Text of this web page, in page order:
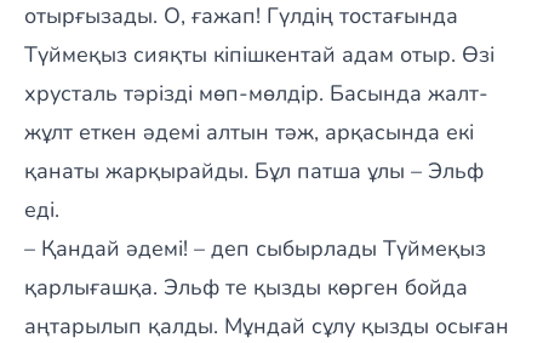
отырғызады. О, ғажап! Гүлдің тостағында
Түймеқыз сияқты кіпішкентай адам отыр. Өзі
хрусталь тәрізді мөп-мөлдір. Басында жалт-
жұлт еткен әдемі алтын тәж, арқасында екі
қанаты жарқырайды. Бұл патша ұлы – Эльф
еді.
– Қандай әдемі! – деп сыбырлады Түймеқыз
қарлығашқа. Эльф те қызды көрген бойда
аңтарылып қалды. Мұндай сұлу қызды осыған